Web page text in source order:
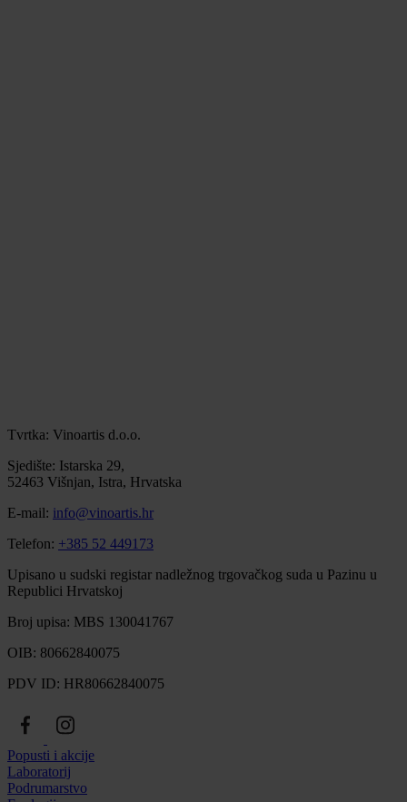
Tvrtka: Vinoartis d.o.o.
Sjedište: Istarska 29,
52463 Višnjan, Istra, Hrvatska
E-mail: info@vinoartis.hr
Telefon: +385 52 449173
Upisano u sudski registar nadležnog trgovačkog suda u Pazinu u
Republici Hrvatskoj
Broj upisa: MBS 130041767
OIB: 80662840075
PDV ID: HR80662840075
Popusti i akcije
Laboratorij
Podrumarstvo